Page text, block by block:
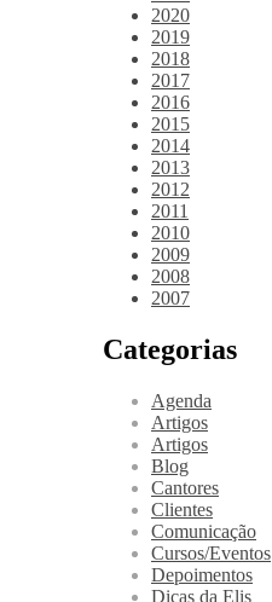
2020
2019
2018
2017
2016
2015
2014
2013
2012
2011
2010
2009
2008
2007
Categorias
Agenda
Artigos
Artigos
Blog
Cantores
Clientes
Comunicação
Cursos/Eventos
Depoimentos
Dicas da Elis